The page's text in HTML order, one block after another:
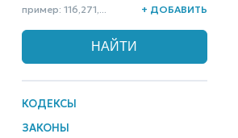
пример: 116,271,... + ДОБАВИТЬ
КОДЕКСЫ
ЗАКОНЫ